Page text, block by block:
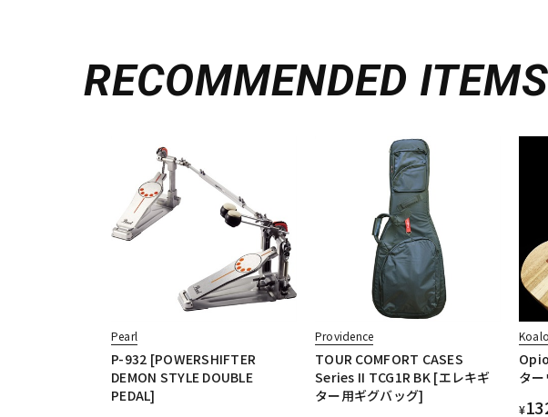
RECOMMENDED ITEMS
Pearl
P-932 [POWERSHIFTER
DEMON STYLE DOUBLE
PEDAL]
Providence
TOUR COMFORT CASES
Series II TCG1R BK [エレキギ
ター用ギグバッグ]
ター
¥